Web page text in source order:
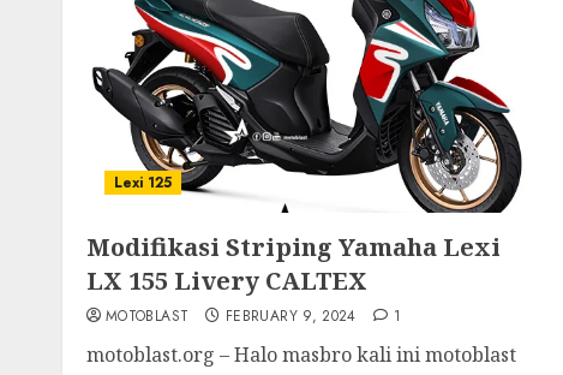
Lexi 125
Modifikasi Striping Yamaha Lexi
LX 155 Livery CALTEX
MOTOBLAST FEBRUARY 9, 2024 1
motoblast.org – Halo masbro kali ini motoblast